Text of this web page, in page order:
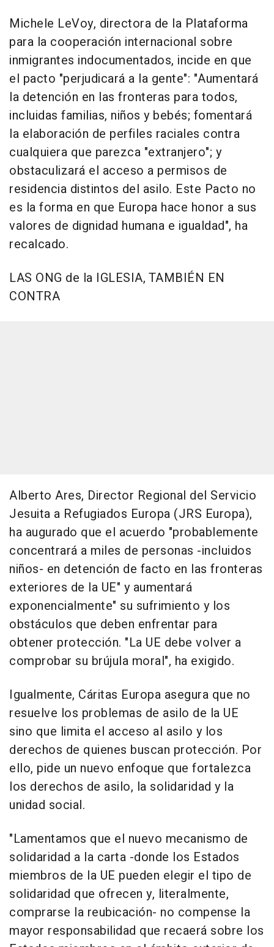
Michele LeVoy, directora de la Plataforma
para la cooperación internacional sobre
inmigrantes indocumentados, incide en que
el pacto "perjudicará a la gente": "Aumentará
la detención en las fronteras para todos,
incluidas familias, niños y bebés; fomentará
la elaboración de perfiles raciales contra
cualquiera que parezca "extranjero"; y
obstaculizará el acceso a permisos de
residencia distintos del asilo. Este Pacto no
es la forma en que Europa hace honor a sus
valores de dignidad humana e igualdad", ha
recalcado.
LAS ONG de la IGLESIA, TAMBIÉN EN
CONTRA
Alberto Ares, Director Regional del Servicio
Jesuita a Refugiados Europa (JRS Europa),
ha augurado que el acuerdo "probablemente
concentrará a miles de personas -incluidos
niños- en detención de facto en las fronteras
exteriores de la UE" y aumentará
exponencialmente" su sufrimiento y los
obstáculos que deben enfrentar para
obtener protección. "La UE debe volver a
comprobar su brújula moral", ha exigido.
Igualmente, Cáritas Europa asegura que no
resuelve los problemas de asilo de la UE
sino que limita el acceso al asilo y los
derechos de quienes buscan protección. Por
ello, pide un nuevo enfoque que fortalezca
los derechos de asilo, la solidaridad y la
unidad social.
"Lamentamos que el nuevo mecanismo de
solidaridad a la carta -donde los Estados
miembros de la UE pueden elegir el tipo de
solidaridad que ofrecen y, literalmente,
comprarse la reubicación- no compense la
mayor responsabilidad que recaerá sobre los